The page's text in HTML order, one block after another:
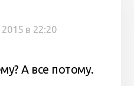
в 22:20
А все потому.